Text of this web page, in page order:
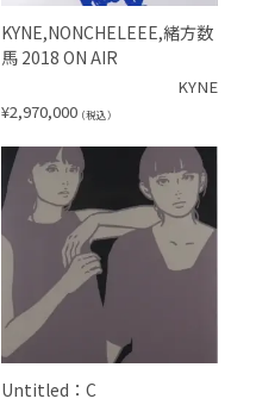
KYNE,NONCHELEEE,緒方数
馬 2018 ON AIR
KYNE
¥2,970,000 （税込）
Untitled：C